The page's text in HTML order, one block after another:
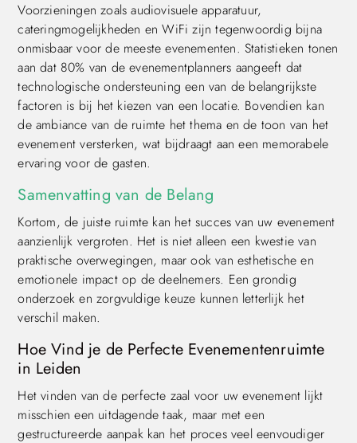
Voorzieningen zoals audiovisuele apparatuur,
cateringmogelijkheden en WiFi zijn tegenwoordig bijna
onmisbaar voor de meeste evenementen. Statistieken tonen
aan dat 80% van de evenementplanners aangeeft dat
technologische ondersteuning een van de belangrijkste
factoren is bij het kiezen van een locatie. Bovendien kan
de ambiance van de ruimte het thema en de toon van het
evenement versterken, wat bijdraagt aan een memorabele
ervaring voor de gasten.
Samenvatting van de Belang
Kortom, de juiste ruimte kan het succes van uw evenement
aanzienlijk vergroten. Het is niet alleen een kwestie van
praktische overwegingen, maar ook van esthetische en
emotionele impact op de deelnemers. Een grondig
onderzoek en zorgvuldige keuze kunnen letterlijk het
verschil maken.
Hoe Vind je de Perfecte Evenementenruimte
in Leiden
Het vinden van de perfecte zaal voor uw evenement lijkt
misschien een uitdagende taak, maar met een
gestructureerde aanpak kan het proces veel eenvoudiger